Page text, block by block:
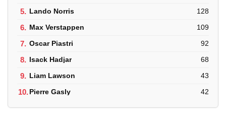
5. Lando Norris 128
6. Max Verstappen 109
7. Oscar Piastri 92
8. Isack Hadjar 68
9. Liam Lawson 43
10.Pierre Gasly 42